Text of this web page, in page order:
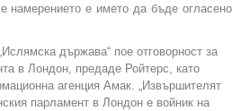
намерението е името да бъде огласено
държава“ пое отговорност за
в Лондон, предаде Ройтерс, като
агенция Амак. „Извършителят
парламент в Лондон е войник на